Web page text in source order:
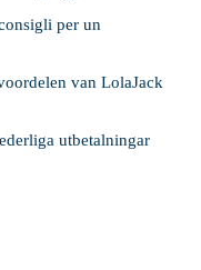
per un
van LolaJack
utbetalningar